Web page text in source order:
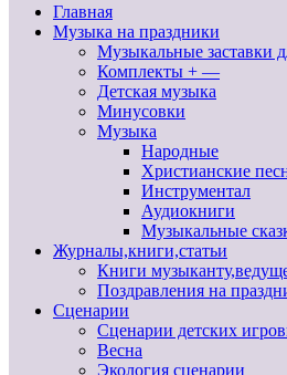
Главная
Музыка на праздники
Музыкальные заставки
Комплекты + —
Детская музыка
Минусовки
Музыка
Народные
Христианские
Инструментал
Аудиокниги
Музыкальные
Журналы,книги,статьи
Книги
Поздравления на
Сценарии
Сценарии детских
Весна
Экология сценарии